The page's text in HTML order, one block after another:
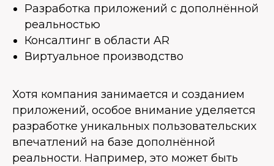
Разработка приложений с дополнённой
реальностью
Консалтинг в области AR
Виртуальное производство
Хотя компания занимается и созданием
приложений, особое внимание уделяется
разработке уникальных пользовательских
впечатлений на базе дополнённой
реальности. Например, это может быть